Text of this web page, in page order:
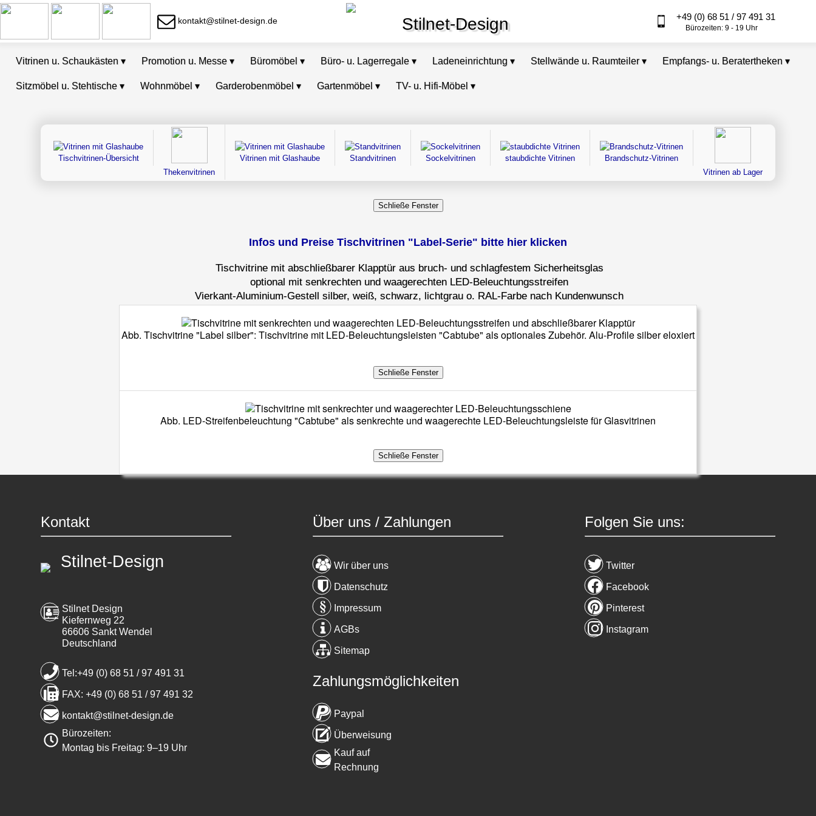
kontakt@stilnet-design.de Stilnet-Design +49 (0) 68 51 / 97 491 31
Bürozeiten: 9 - 19 Uhr
Tischvitrinen-Übersicht
Thekenvitrinen
Vitrinen mit Glashaube Standvitrinen Sockelvitrinen staubdichte Vitrinen
Brandschutz-Vitrinen
Vitrinen ab Lager
Infos und Preise Tischvitrinen "Label-Serie" bitte hier klicken
Tischvitrine mit abschließbarer Klapptür aus bruch- und schlagfestem Sicherheitsglas
optional mit senkrechten und waagerechten LED-Beleuchtungsstreifen
Vierkant-Aluminium-Gestell silber, weiß, schwarz, lichtgrau o. RAL-Farbe nach Kundenwunsch
Abb. Tischvitrine "Label silber": Tischvitrine mit LED-Beleuchtungsleisten "Cabtube" als optionales Zubehör. Alu-Profile silber eloxiert
Abb. LED-Streifenbeleuchtung "Cabtube" als senkrechte und waagerechte LED-Beleuchtungsleiste für Glasvitrinen
Vitrinen u. Schaukästen ▾ Promotion u. Messe ▾ Büromöbel ▾ Büro- u. Lagerregale ▾ Ladeneinrichtung ▾ Stellwände u. Raumteiler▾ Empfangs- u. Beratertheken ▾
Sitzmöbel u. Stehtische ▾ Wohnmöbel ▾ Garderobenmöbel ▾ Gartenmöbel ▾ TV- u. Hifi-Möbel ▾
Kontakt
Stilnet-Design
Stilnet Design
Kiefernweg 22
66606 Sankt Wendel
Deutschland
Tel:+49 (0) 68 51 / 97 491 31
FAX: +49 (0) 68 51 / 97 491 32
kontakt@stilnet-design.de
Bürozeiten:
Montag bis Freitag: 9–19 Uhr
Über uns / Zahlungen
Wir über uns
Datenschutz
Impressum
AGBs
Sitemap
Zahlungsmöglichkeiten
Paypal
Überweisung
Kauf auf
Rechnung
Folgen Sie uns:
Twitter
Facebook
Pinterest
Instagram